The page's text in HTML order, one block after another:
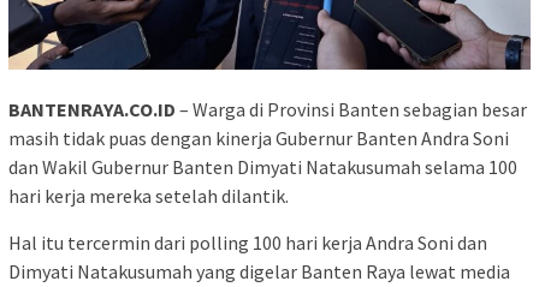
BANTENRAYA.CO.ID – Warga di Provinsi Banten sebagian besar
masih tidak puas dengan kinerja Gubernur Banten Andra Soni
dan Wakil Gubernur Banten Dimyati Natakusumah selama 100
hari kerja mereka setelah dilantik.
Hal itu tercermin dari polling 100 hari kerja Andra Soni dan
Dimyati Natakusumah yang digelar Banten Raya lewat media